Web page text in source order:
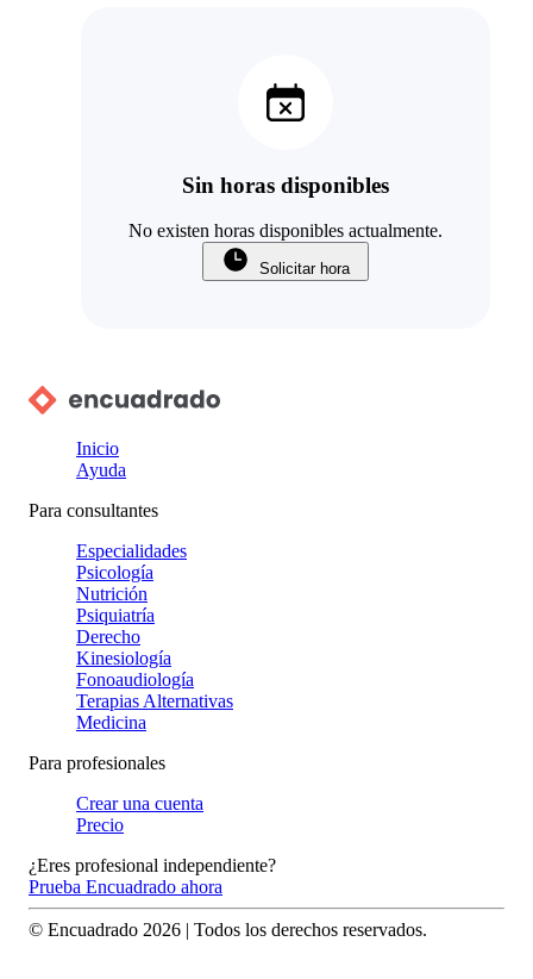
Sin horas disponibles
No existen horas disponibles actualmente.
Solicitar hora
Inicio
Ayuda
Para consultantes
Especialidades
Psicología
Nutrición
Psiquiatría
Derecho
Kinesiología
Fonoaudiología
Terapias Alternativas
Medicina
Para profesionales
Crear una cuenta
Precio
¿Eres profesional independiente?
Prueba Encuadrado ahora
© Encuadrado 2026 | Todos los derechos reservados.